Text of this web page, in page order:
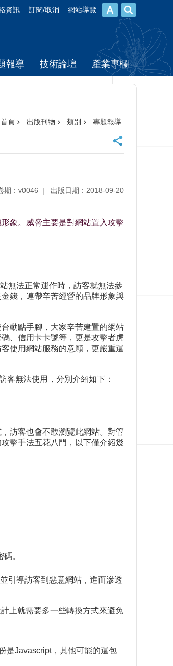
資訊 訂閱/取消 網站導覽
報導 技術論壇 產業專欄
首頁 出版刊物 類別 專題報導
期：v0046 出版日期：2018-09-20
象。威脅主要是對網站置入攻擊
無法正常運作時，訪客就無法參
錢，連帶辛苦經營的品牌形象與
動點手腳，大家辛苦建置的網站
、信用卡卡號等，更是攻擊者虎
使用網站服務的意願，更嚴重還
客無法使用，分別介紹如下：
訪客也會不敢瀏覽此網站。對管
擊手法五花八門，以下僅介紹幾
。
引導訪客到惡意網站，進而滲透
上就需要多一些轉換方式來避免
是Javascript，其他可能的還包